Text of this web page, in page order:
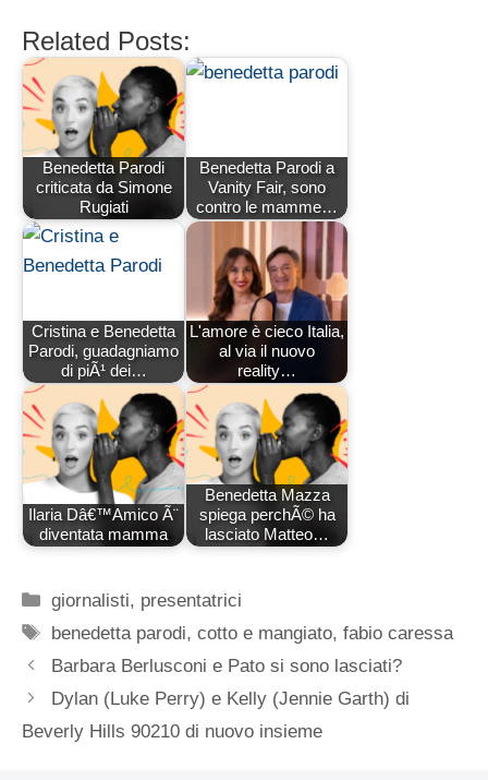
Related Posts:
Benedetta Parodi
criticata da Simone
Rugiati
Benedetta Parodi a
Vanity Fair, sono
contro le mamme…
Cristina e Benedetta
Parodi, guadagniamo
di piÃ¹ dei…
L'amore è cieco Italia,
al via il nuovo
reality…
Ilaria Dâ€™Amico Ã¨
diventata mamma
Benedetta Mazza
spiega perchÃ© ha
lasciato Matteo…
Categorie
giornalisti, presentatrici
Tag
benedetta parodi,cotto e mangiato,fabio caressa
Barbara Berlusconi e Pato si sono lasciati?
Dylan (Luke Perry) e Kelly (Jennie Garth) di
Beverly Hills 90210 di nuovo insieme